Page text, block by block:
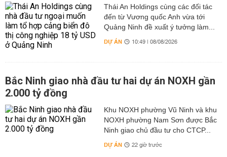
Thái An Holdings cùng các đối tác
đến từ Vương quốc Anh vừa tới
Quảng Ninh đề xuất ý tưởng làm...
DỰ ÁN 10:49 | 08/08/2026
Bắc Ninh giao nhà đầu tư hai dự án NOXH gần
2.000 tỷ đồng
Khu NOXH phường Vũ Ninh và khu
NOXH phường Nam Sơn được Bắc
Ninh giao chủ đầu tư cho CTCP...
DỰ ÁN 22 giờ trước